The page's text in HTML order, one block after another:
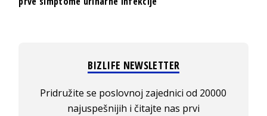
BIZLIFE NEWSLETTER
Pridružite se poslovnoj zajednici od 20000
najuspešnijih i čitajte nas prvi